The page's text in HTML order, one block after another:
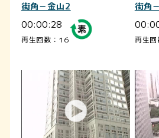
街角－金山2
00:00:28
再生回数：16
街角
再生